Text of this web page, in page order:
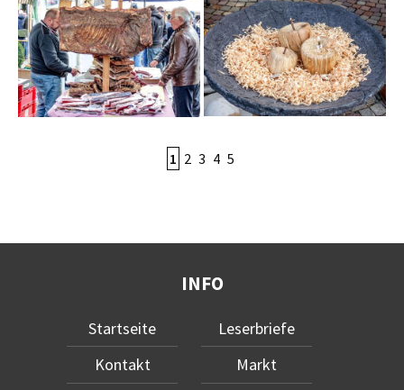
1 2 3 4 5
INFO
Startseite
Kontakt
Leserbriefe
Markt